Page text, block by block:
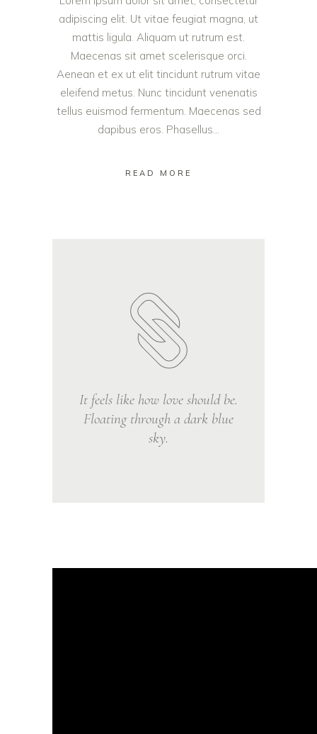
adipiscing elit. Ut vitae feugiat magna, ut
mattis ligula. Aliquam ut rutrum est.
Maecenas sit amet scelerisque orci.
Aenean et ex ut elit tincidunt rutrum vitae
eleifend metus. Nunc tincidunt venenatis
tellus euismod fermentum. Maecenas sed
dapibus eros. Phasellus...
READ MORE
It feels like how love should be.
Floating through a dark blue
sky.